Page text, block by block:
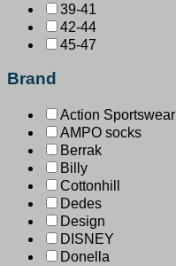
39-41
42-44
45-47
Brand
Action Sportswear
AMPO socks
Berrak
Billy
Cottonhill
Dedes
Design
DISNEY
Donella